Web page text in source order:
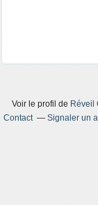
Voir le profil de Réveil
Contact
Signaler un